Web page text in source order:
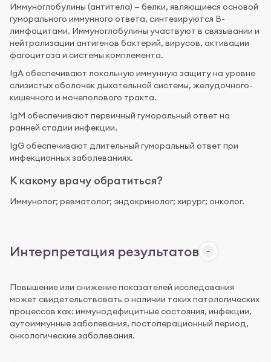
Иммуноглобулины (антитела) — белки, являющиеся основой
гуморального иммунного ответа, синтезируются В-
лимфоцитами. Иммуноглобулины участвуют в связывании и
нейтрализации антигенов бактерий, вирусов, активации
фагоцитоза и системы комплемента.
IgA обеспечивают локальную иммунную защиту на уровне
слизистых оболочек дыхательной системы, желудочного-
кишечного и мочеполового тракта.
IgM обеспечивают первичный гуморальный ответ на
ранней стадии инфекции.
IgG обеспечивают длительный гуморальный ответ при
инфекционных заболеваниях.
К какому врачу обратиться?
Иммунолог; ревматолог; эндокринолог; хирург; онколог.
Интерпретация результатов
Повышение или снижение показателей исследования
может свидетельствовать о наличии таких патологических
процессов как: иммунодефицитные состояния, инфекции,
аутоиммунные заболевания, постоперационный период,
онкологические заболевания.